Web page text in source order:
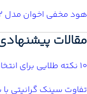
هود مخفی اخوان مدل H202
مقالات
10 نکته طلایی برای انتخاب سینک مناسب آشپزخانه
تفاوت سینک گرانیتی